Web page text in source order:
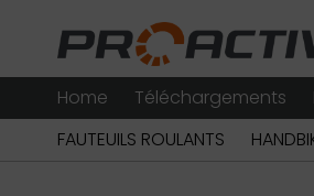
Home Téléchargements
FAUTEUILS ROULANTS